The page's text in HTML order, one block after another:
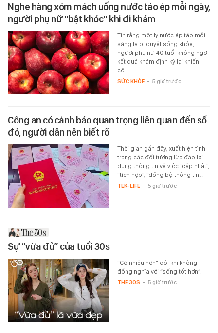
Nghe hàng xóm mách uống nước táo ép mỗi ngày,
người phụ nữ "bật khóc" khi đi khám
Tin rằng một ly nước ép táo mỗi
sáng là bí quyết sống khỏe,
người phụ nữ 40 tuổi không ngờ
kết quả khám định kỳ lại khiến
cô…
SỨC KHỎE - 5 giờ trước
Công an có cảnh báo quan trọng liên quan đến sổ
đỏ, người dân nên biết rõ
Thời gian gần đây, xuất hiện tình
trạng các đối tượng lừa đảo lợi
dụng thông tin về việc “cập nhật”,
“tích hợp”, “đồng bộ thông tin…
TEK-LIFE - 5 giờ trước
Sự “vừa đủ” của tuổi 30s
“Có nhiều hơn” đôi khi không
đồng nghĩa với “sống tốt hơn”.
THE 30S - 5 giờ trước